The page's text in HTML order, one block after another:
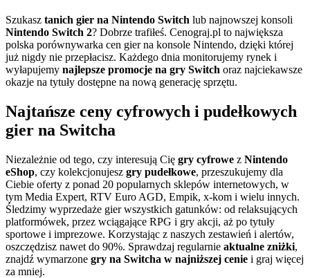
Szukasz tanich gier na Nintendo Switch lub najnowszej konsoli
Nintendo Switch 2? Dobrze trafiłeś. Cenograj.pl to największa
polska porównywarka cen gier na konsole Nintendo, dzięki której
już nigdy nie przepłacisz. Każdego dnia monitorujemy rynek i
wyłapujemy najlepsze promocje na gry Switch oraz najciekawsze
okazje na tytuły dostępne na nową generację sprzętu.
Najtańsze ceny cyfrowych i pudełkowych
gier na Switcha
Niezależnie od tego, czy interesują Cię gry cyfrowe z Nintendo
eShop, czy kolekcjonujesz gry pudełkowe, przeszukujemy dla
Ciebie oferty z ponad 20 popularnych sklepów internetowych, w
tym Media Expert, RTV Euro AGD, Empik, x-kom i wielu innych.
Śledzimy wyprzedaże gier wszystkich gatunków: od relaksujących
platformówek, przez wciągające RPG i gry akcji, aż po tytuły
sportowe i imprezowe. Korzystając z naszych zestawień i alertów,
oszczędzisz nawet do 90%. Sprawdzaj regularnie aktualne zniżki,
znajdź wymarzone gry na Switcha w najniższej cenie i graj więcej
za mniej.